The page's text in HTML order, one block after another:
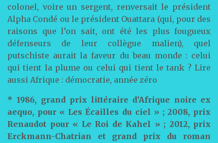
colonel, voire un sergent, renversait le président
Alpha Condé ou le président Ouattara (qui, pour des
raisons que l’on sait, ont été les plus fougueux
défenseurs de leur collègue malien), quel
putschiste aurait la faveur du beau monde : celui
qui tient la plume ou celui qui tient le tank ? Lire
aussi Afrique : démocratie, année zéro
* 1986, grand prix littéraire d’Afrique noire ex
aequo, pour « Les Écailles du ciel » ; 2008, prix
Renaudot pour « Le Roi de Kahel » ; 2012, prix
Erckmann-Chatrian et grand prix du roman